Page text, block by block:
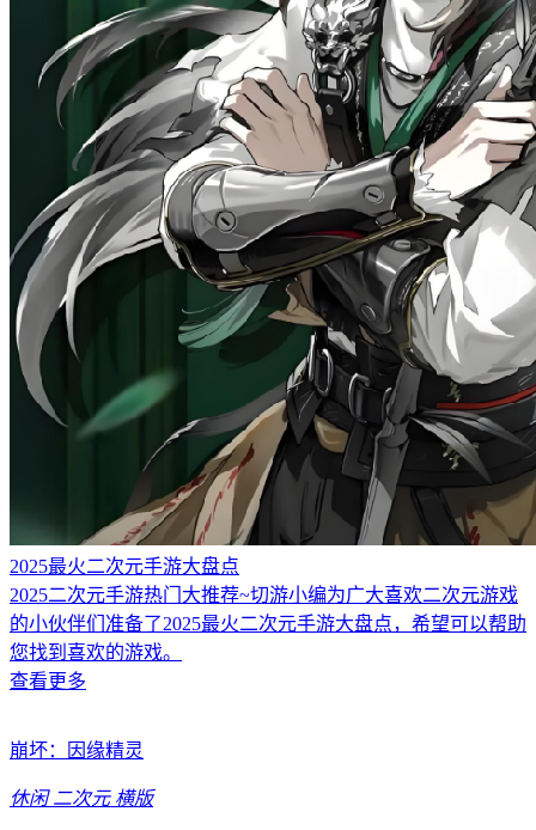
2025最火二次元手游大盘点
2025二次元手游热门大推荐~切游小编为广大喜欢二次元游戏
的小伙伴们准备了2025最火二次元手游大盘点，希望可以帮助
您找到喜欢的游戏。
查看更多
崩坏：因缘精灵
休闲 二次元 横版